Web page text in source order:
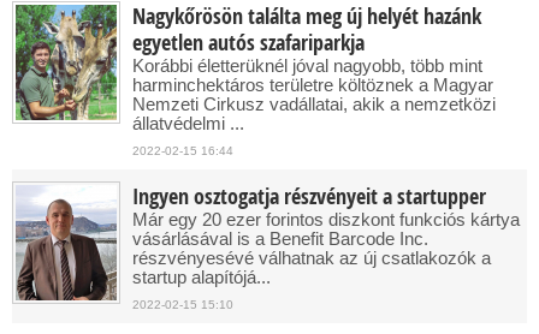
Nagykőrösön találta meg új helyét hazánk
egyetlen autós szafariparkja
Korábbi életterüknél jóval nagyobb, több mint
harminchektáros területre költöznek a Magyar
Nemzeti Cirkusz vadállatai, akik a nemzetközi
állatvédelmi ...
2022-02-15 16:44
Ingyen osztogatja részvényeit a startupper
Már egy 20 ezer forintos diszkont funkciós kártya
vásárlásával is a Benefit Barcode Inc.
részvényesévé válhatnak az új csatlakozók a
startup alapítójá...
2022-02-15 15:10